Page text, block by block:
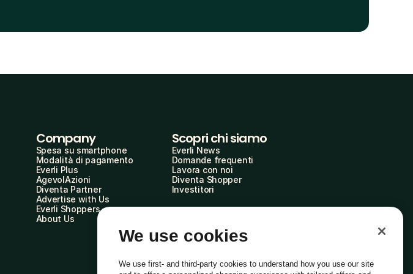
Company
Spesa su smartphone
Modalità di pagamento
Everli Plus
AgevolAzioni
Diventa Partner
Advertise with Us
Everli Shoppers
About Us
Scopri chi siamo
Everli News
Domande frequenti
Lavora con noi
Diventa Shopper
Investitori
We use cookies
We use first- and third-party cookies to understand how you use our site